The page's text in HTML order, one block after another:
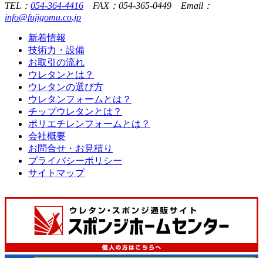
TEL： 054-364-4416 FAX：054-365-0449 Email：
info@fujigomu.co.jp
新着情報
技術力・設備
お取引の流れ
ウレタンとは？
ウレタンの選び方
ウレタンフォームとは？
チップウレタンとは？
ポリエチレンフォームとは？
会社概要
お問合せ・お見積り
プライバシーポリシー
サイトマップ